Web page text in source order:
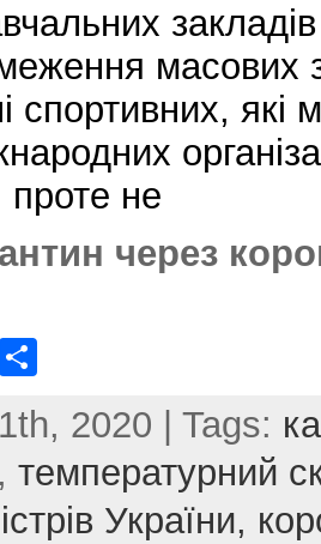
масових
спортивних, які
проте не
через
E
ar
e
2020 | Tags:
, температурний
України,